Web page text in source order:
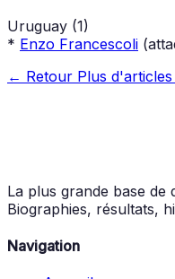
Uruguay (1)
* Enzo Francescoli
← Retour Plus
La plus grande base de
Biographies, résultats,
Navigation